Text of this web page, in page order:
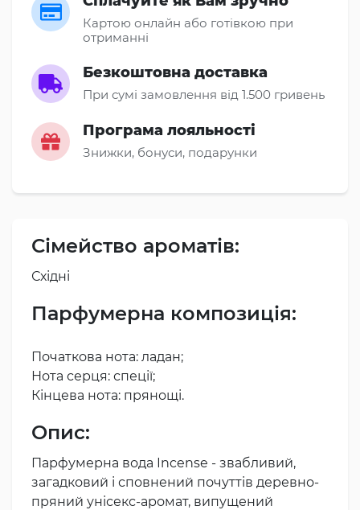
Картою онлайн або готівкою при
отриманні
Безкоштовна доставка
При сумі замовлення від 1.500 гривень
Програма лояльності
Знижки, бонуси, подарунки
Сімейство ароматів:
Східні
Парфумерна композиція:
Початкова нота: ладан;
Нота серця: спеції;
Кінцева нота: прянощі.
Опис:
Парфумерна вода Incense - звабливий,
загадковий і сповнений почуттів деревно-
пряний унісекс-аромат, випущений